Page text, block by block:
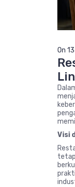
On
Visi